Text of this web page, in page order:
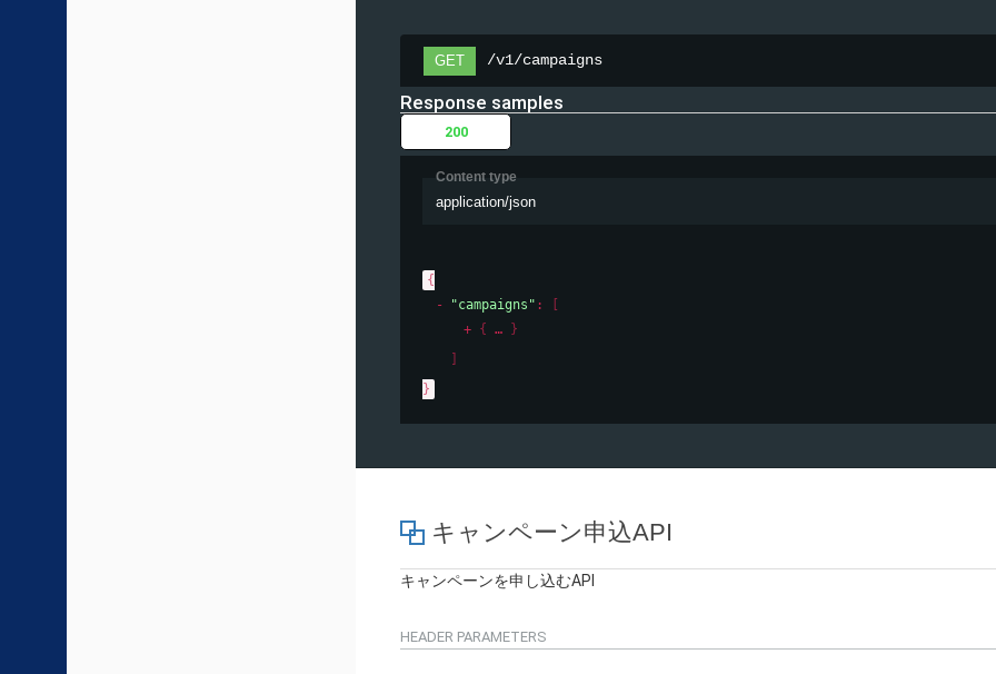
GET /v1/campaigns
Response samples
200
Content type
application/json
{
"campaigns" :
{
}
}
キャンペーン申込API
キャンペーンを申し込むAPI
HEADER PARAMETERS